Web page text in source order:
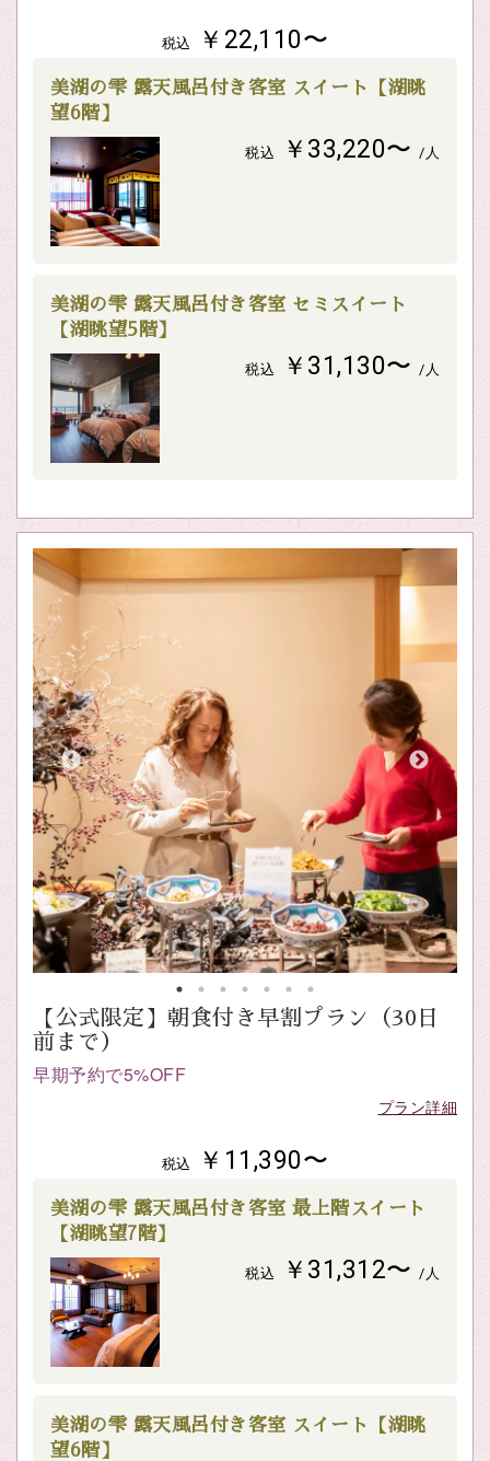
税込 ￥22,110〜
美湖の雫 露天風呂付き客室 スイート【湖眺
望6階】
税込 ￥33,220〜 /人
美湖の雫 露天風呂付き客室 セミスイート
【湖眺望5階】
税込 ￥31,130〜 /人
【公式限定】朝食付き早割プラン（30日
前まで）
早期予約で5%OFF
プラン詳細
税込 ￥11,390〜
美湖の雫 露天風呂付き客室 最上階スイート
【湖眺望7階】
税込 ￥31,312〜 /人
美湖の雫 露天風呂付き客室 スイート【湖眺
望6階】